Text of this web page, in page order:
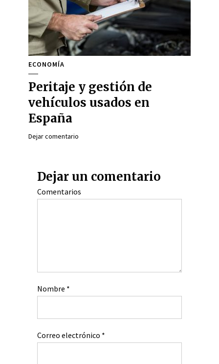
ECONOMÍA
Peritaje y gestión de
vehículos usados en
España
Dejar comentario
Dejar un comentario
Comentarios
Nombre *
Correo electrónico *